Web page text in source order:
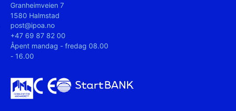
Granheimveien 7
1580 Halmstad
post@ipoa.no
+47 69 87 82 00
Åpent mandag - fredag 08.00
- 16.00